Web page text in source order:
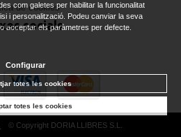
de cookies
socials
© Copyright DORIA LLIBRES S.L.
com galetes per habilitar la funcionalitat
i personalització. Podeu canviar la seva
acceptar els paràmetres per defecte.
Configurar
totes les cookies
totes les cookies